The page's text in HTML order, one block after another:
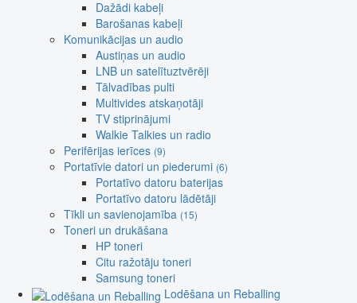
Dažādi kabeļi
Barošanas kabeļi
Komunikācijas un audio
Austiņas un audio
LNB un satelītuztvērēji
Tālvadības pulti
Multivides atskaņotāji
TV stiprinājumi
Walkie Talkies un radio
Perifērijas ierīces (9)
Portatīvie datori un piederumi (6)
Portatīvo datoru baterijas
Portatīvo datoru lādētāji
Tīkli un savienojamība (15)
Toneri un drukāšana
HP toneri
Citu ražotāju toneri
Samsung toneri
Lodēšana un Reballing